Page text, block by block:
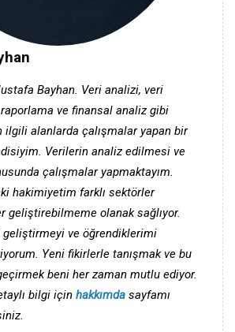
Bayhan. Veri analizi, veri
ve finansal analiz gibi
ilgili alanlarda çalışmalar yapan bir
Verilerin analiz edilmesi ve
çalışmalar yapmaktayım.
hakimiyetim farklı sektörler
geliştirebilmeme olanak sağlıyor.
ve öğrendiklerimi
Yeni fikirlerle tanışmak ve bu
beni her zaman mutlu ediyor.
bilgi için hakkımda sayfamı